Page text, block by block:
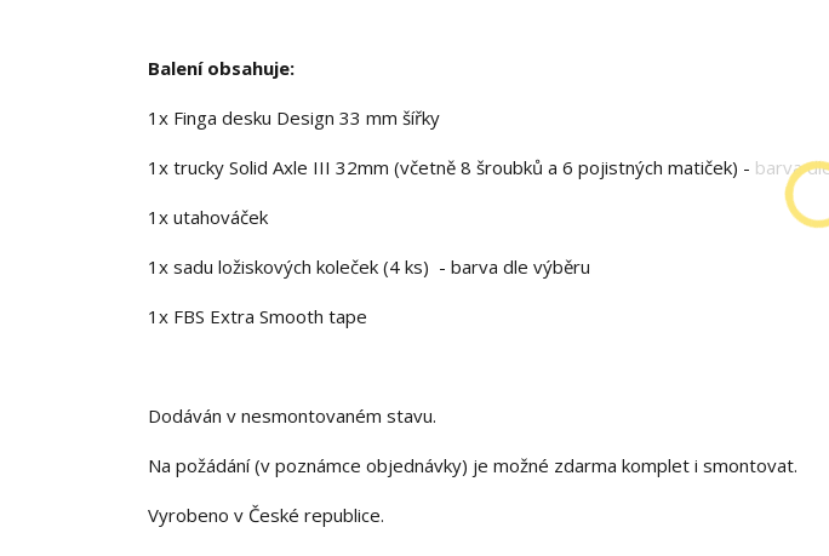
Balení obsahuje:
1x Finga desku Design 33 mm šířky
1x trucky Solid Axle III 32mm (včetně 8 šroubků a 6 pojistných matiček) - barva
1x utahováček
1x sadu ložiskových koleček (4 ks) - barva dle výběru
1x FBS Extra Smooth tape
Dodáván v nesmontovaném stavu.
Na požádání (v poznámce objednávky) je možné zdarma komplet i smontovat.
Vyrobeno v České republice.